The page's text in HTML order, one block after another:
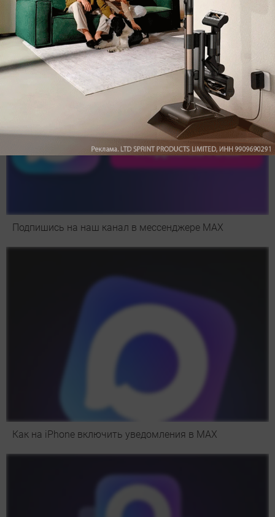
Обзор вертикального пылесоса Dreame Z40 AquaCycle
Pro: гибкий подход к уборке
Подпишись на наш канал в мессенджере МАХ
Как на iPhone включить уведомления в MAX